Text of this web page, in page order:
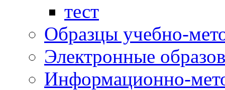
тест
Образцы учебно-
Электронные
Информационно-